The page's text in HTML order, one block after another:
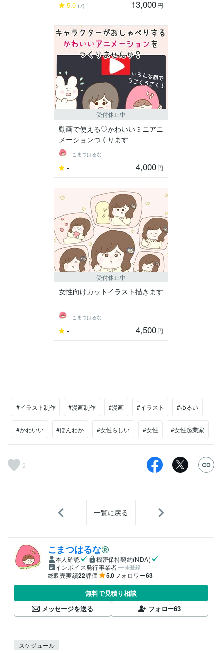
5.0 (7) 13,000円
受付休止中
動画で使える♡かわいいミニアニ
メーションつくります
こまつはるな
- 4,000円
受付休止中
女性向けカットイラスト描きます
こまつはるな
- 4,500円
#イラスト制作 #漫画制作 #漫画 #イラスト #ゆるい
#かわいい #ほんわか #女性らしい #女性 #女性起業家
2
一覧に戻る
こまつはるな
本人確認
機密保持契約(NDA)
インボイス発行事業者
未登録
総販売実績22評価 5.0フォロワー63
無料で見積り相談
メッセージを送る
フォロー63
スケジュール